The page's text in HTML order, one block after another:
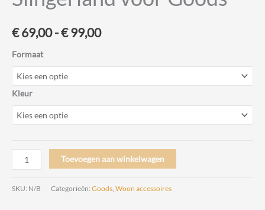
€69,00 -€99,00Prijsklasse:
Formaat
Kleur
Piso
Vaas
Design
Toevoegen aan winkelwagen
SKU: N/B Categorieën: Goods Woon accessoires